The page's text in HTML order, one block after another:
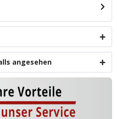
angesehen